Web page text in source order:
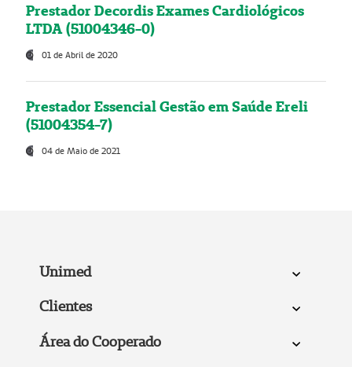
Prestador Decordis Exames Cardiológicos
LTDA (51004346-0)
01 de Abril de 2020
Prestador Essencial Gestão em Saúde Ereli
(51004354-7)
04 de Maio de 2021
Unimed
Clientes
Área do Cooperado